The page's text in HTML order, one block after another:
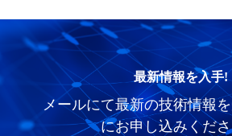
最新情報を入手!
メールにて最新の技術情報
にお申し込みくだ